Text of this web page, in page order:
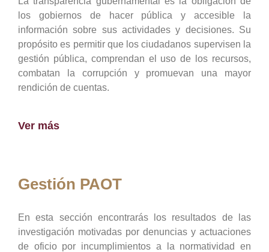
los gobiernos de hacer pública y accesible la
información sobre sus actividades y decisiones. Su
propósito es permitir que los ciudadanos supervisen la
gestión pública, comprendan el uso de los recursos,
combatan la corrupción y promuevan una mayor
rendición de cuentas.
Ver más
Gestión PAOT
En esta sección encontrarás los resultados de las
investigación motivadas por denuncias y actuaciones
de oficio por incumplimientos a la normatividad en